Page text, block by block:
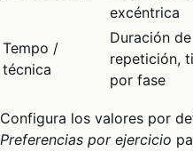
excéntrica
Tempo /
técnica
Duración
repetición,
por fase
Configura los valores por
Preferencias por ejercicio